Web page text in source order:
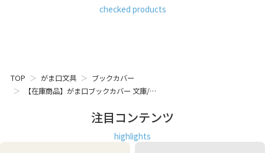
checked products
TOP がま口文具
ブックカバー
【在庫商品】がま口ブックカバー 文庫/…
注目コンテンツ
highlights